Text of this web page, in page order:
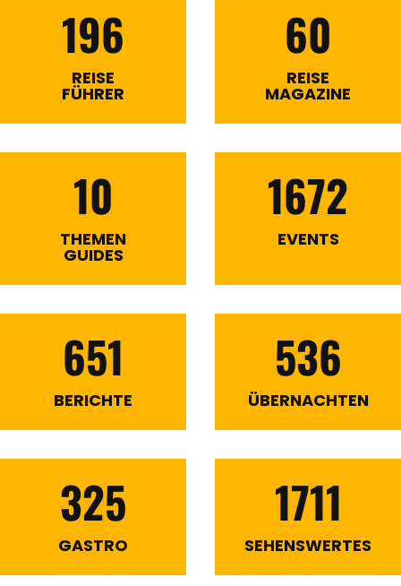
196
REISE
FÜHRER
60
REISE
MAGAZINE
10
THEMEN
GUIDES
1672
EVENTS
651
BERICHTE
536
ÜBERNACHTEN
325
GASTRO
1711
SEHENSWERTES